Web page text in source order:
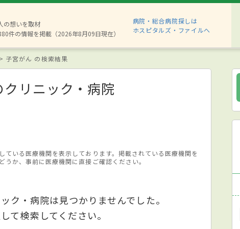
の想いを取材
件の情報を掲載（2026年8月09日現在）
病院・総合病院探しは
ホスピタルズ・ファイルへ
子宮がん の検索結果
クリニック・病院
いる医療機関を表示しております。掲載されている医療機関を
か、事前に医療機関に直接ご確認ください。
ク・病院は見つかりませんでした。
て検索してください。